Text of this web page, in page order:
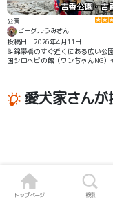
吉香公園・吉
公園
ビーグルうみさん
投稿日：2026年4月11日
📝錦帯橋のすぐ近くにある広い公
国シロヘビの館（ワンちゃんNG）
愛犬家さん
トップページ 検索